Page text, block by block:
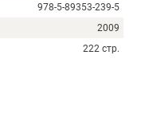
978-5-89353-239-5
2009
222 стр.